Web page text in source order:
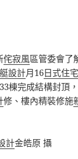
侘寂風區管委會了
設計月16日式住
棟完成結構封頂
修、樓內精裝修施
計金皓原 攝